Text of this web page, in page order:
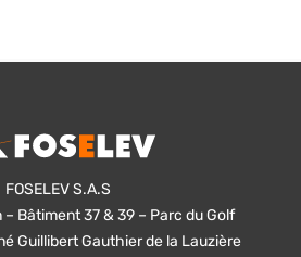
FOSELEV S.A.S
Bâtiment 37 & 39 – Parc du Golf
Guillibert Gauthier de la Lauzière